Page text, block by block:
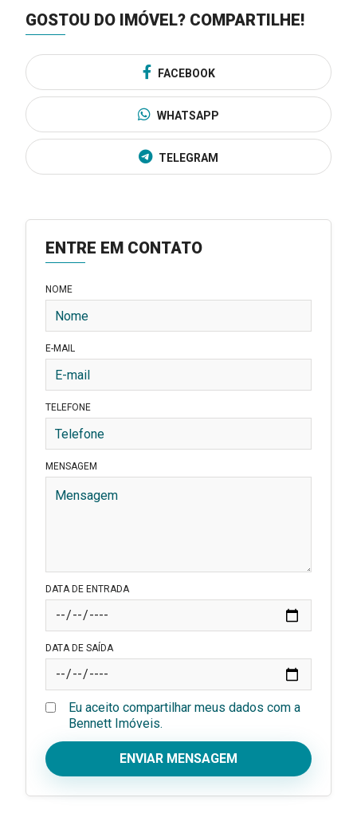
ENTRE EM CONTATO
NOME
E-MAIL
TELEFONE
MENSAGEM
DATA DE ENTRADA
DATA DE SAÍDA
Eu aceito compartilhar meus dados com a
Bennett Imóveis.
ENVIAR MENSAGEM
GOSTOU DO IMÓVEL? COMPARTILHE!
FACEBOOK
WHATSAPP
TELEGRAM